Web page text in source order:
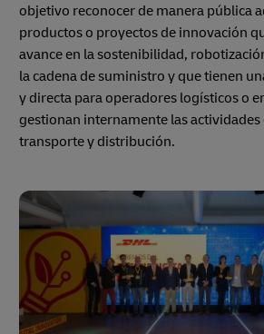
objetivo reconocer de manera pública
productos o proyectos de innovación
avance en la sostenibilidad,
la cadena de suministro y que tienen
y directa para operadores logísticos o
gestionan internamente las actividades
transporte y distribución.